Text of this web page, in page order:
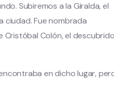
Subiremos a la Giralda, el
ciudad. Fue nombrada
Cristóbal Colón, el
en dicho lugar,